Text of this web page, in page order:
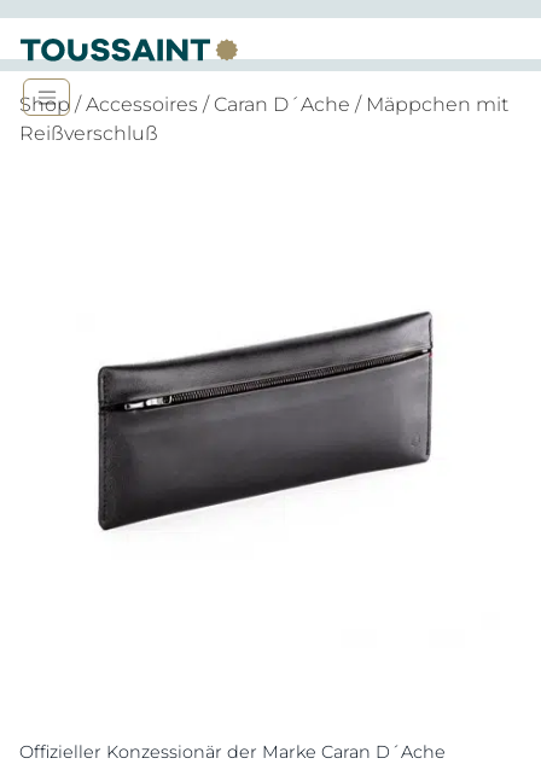
Shop /Accessoires / Caran D´Ache / Mäppchen mit
Reißverschluß
Offizieller Konzessionär der Marke Caran D´Ache